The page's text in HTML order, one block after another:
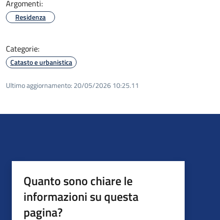
Argomenti:
Residenza
Categorie:
Catasto e urbanistica
Ultimo aggiornamento: 20/05/2026 10:25.11
Quanto sono chiare le
informazioni su questa
pagina?